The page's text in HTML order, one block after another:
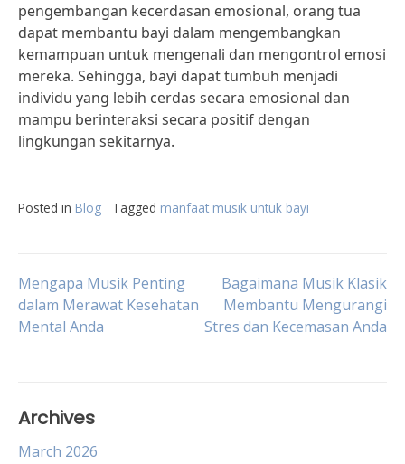
pengembangan kecerdasan emosional, orang tua
dapat membantu bayi dalam mengembangkan
kemampuan untuk mengenali dan mengontrol emosi
mereka. Sehingga, bayi dapat tumbuh menjadi
individu yang lebih cerdas secara emosional dan
mampu berinteraksi secara positif dengan
lingkungan sekitarnya.
Posted in Blog Tagged manfaat musik untuk bayi
Post
navigation
Mengapa Musik Penting
dalam Merawat Kesehatan
Mental Anda
Bagaimana Musik Klasik
Membantu Mengurangi
Stres dan Kecemasan Anda
Archives
March 2026